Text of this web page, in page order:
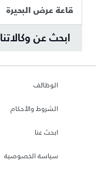
قاعة عرض البحيرة
ابحث عن وكالاتنا
الوظائف
الشروط والأحكام
ابحث عنا
سياسة الخصوصية